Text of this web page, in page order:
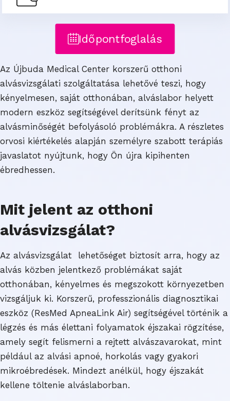
Időpontfoglalás
Az Újbuda Medical Center korszerű otthoni
alvásvizsgálati szolgáltatása lehetővé teszi, hogy
kényelmesen, saját otthonában, alváslabor helyett
modern eszköz segítségével derítsünk fényt az
alvásminőségét befolyásoló problémákra. A részletes
orvosi kiértékelés alapján személyre szabott terápiás
javaslatot nyújtunk, hogy Ön újra kipihenten
ébredhessen.
Mit jelent az otthoni
alvásvizsgálat?
Az alvásvizsgálat lehetőséget biztosít arra, hogy az
alvás közben jelentkező problémákat saját
otthonában, kényelmes és megszokott környezetben
vizsgáljuk ki. Korszerű, professzionális diagnosztikai
eszköz (ResMed ApneaLink Air) segítségével történik a
légzés és más élettani folyamatok éjszakai rögzítése,
amely segít felismerni a rejtett alvászavarokat, mint
például az alvási apnoé, horkolás vagy gyakori
mikroébredések. Mindezt anélkül, hogy éjszakát
kellene töltenie alváslaborban.